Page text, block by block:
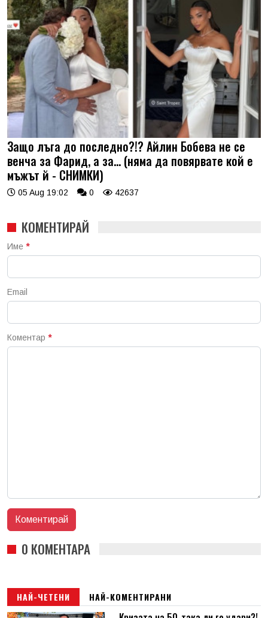
Защо лъга до последно?!? Айлин Бобева не се
венча за Фарид, а за... (няма да повярвате кой е
мъжът й - СНИМКИ)
05 Aug 19:02 0 42637
КОМЕНТИРАЙ
Име *
Email
Коментар *
0 КОМЕНТАРА
НАЙ-ЧЕТЕНИ НАЙ-КОМЕНТИРАНИ